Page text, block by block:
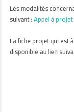
Les modalités
suivant :Appel à
La fiche projet qui est
disponible au lien